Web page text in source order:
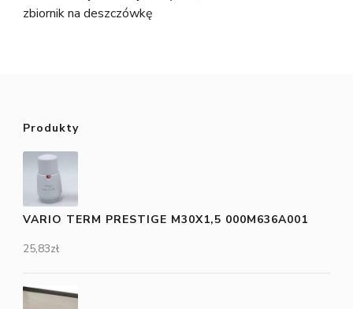
zbiornik na deszczówkę
Produkty
VARIO TERM PRESTIGE M30X1,5 000M636A001
25,83zł